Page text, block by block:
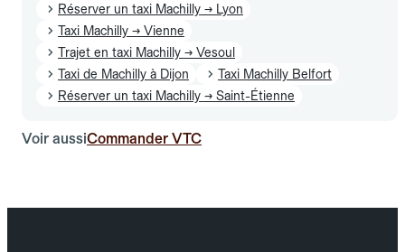
Réserver un taxi Machilly → Lyon
Taxi Machilly → Vienne
Trajet en taxi Machilly → Vesoul
Taxi de Machilly à Dijon
Taxi Machilly Belfort
Réserver un taxi Machilly → Saint-Étienne
Voir aussiCommander VTC